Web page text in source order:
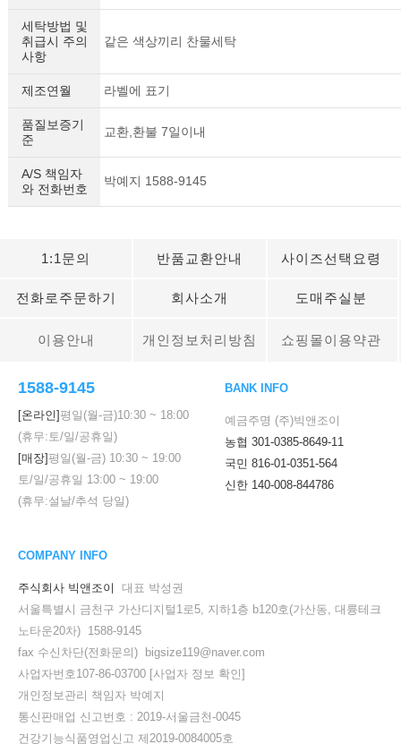
세탁방법 및
취급시 주의
사항
같은 색상끼리 찬물세탁
제조연월 라벨에 표기
품질보증기
준
교환,환불 7일이내
A/S 책임자
와 전화번호
박예지 1588-9145
1:1문의 반품교환안내 사이즈선택요령
전화로주문하기 회사소개 도매주실분
이용안내 개인정보처리방침 쇼핑몰이용약관
1588-9145
[온라인]평일(월-금)10:30 ~ 18:00
(휴무:토/일/공휴일)
[매장]평일(월-금) 10:30 ~ 19:00
토/일/공휴일 13:00 ~ 19:00
(휴무:설날/추석 당일)
BANK INFO
예금주명 (주)빅앤조이
농협 301-0385-8649-11
국민 816-01-0351-564
신한 140-008-844786
COMPANY INFO
주식회사 빅앤조이
대표 박성권
서울특별시 금천구 가산디지털1로5, 지하1층 b120호(가산동, 대륭테크
노타운20차) 1588-9145
fax 수신차단(전화문의) bigsize119@naver.com
사업자번호107-86-03700 [사업자 정보 확인]
개인정보관리 책임자 박예지
통신판매업 신고번호 : 2019-서울금천-0045
건강기능식품영업신고 제2019-0084005호